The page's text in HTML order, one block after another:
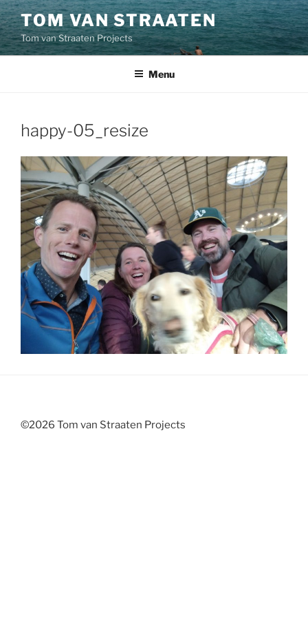
Skip
to
content
TOM VAN STRAATEN
Tom van Straaten Projects
Menu
happy-05_resize
©2026 Tom van Straaten Projects